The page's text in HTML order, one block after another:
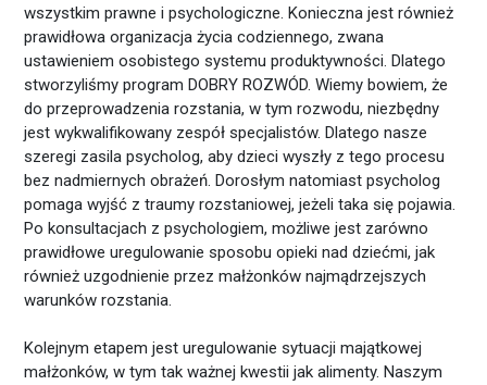
wszystkim prawne i psychologiczne. Konieczna jest również
prawidłowa organizacja życia codziennego, zwana
ustawieniem osobistego systemu produktywności. Dlatego
stworzyliśmy program DOBRY ROZWÓD. Wiemy bowiem, że
do przeprowadzenia rozstania, w tym rozwodu, niezbędny
jest wykwalifikowany zespół specjalistów. Dlatego nasze
szeregi zasila psycholog, aby dzieci wyszły z tego procesu
bez nadmiernych obrażeń. Dorosłym natomiast psycholog
pomaga wyjść z traumy rozstaniowej, jeżeli taka się pojawia.
Po konsultacjach z psychologiem, możliwe jest zarówno
prawidłowe uregulowanie sposobu opieki nad dziećmi, jak
również uzgodnienie przez małżonków najmądrzejszych
warunków rozstania.
Kolejnym etapem jest uregulowanie sytuacji majątkowej
małżonków, w tym tak ważnej kwestii jak alimenty. Naszym